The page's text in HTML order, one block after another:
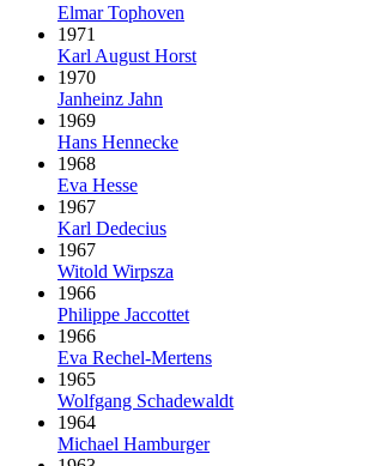
Elmar Tophoven
1971
Karl August Horst
1970
Janheinz Jahn
1969
Hans Hennecke
1968
Eva Hesse
1967
Karl Dedecius
1967
Witold Wirpsza
1966
Philippe Jaccottet
1966
Eva Rechel-Mertens
1965
Wolfgang Schadewaldt
1964
Michael Hamburger